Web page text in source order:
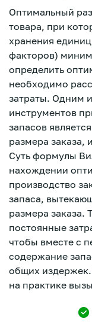
Оптимальный
товара, при
хранения
факторов)
определить
необходимо
затраты. Одним
инструментов
запасов
размера заказа,
Суть формулы
нахождении
производство
запаса,
размера заказа.
постоянные
чтобы вместе с
содержание
общих
на практике